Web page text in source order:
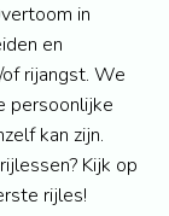
in
en
rijangst. We
persoonlijke
kan zijn.
Kijk op
rijles!